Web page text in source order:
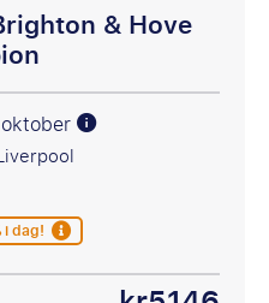
& Hove
i dag!